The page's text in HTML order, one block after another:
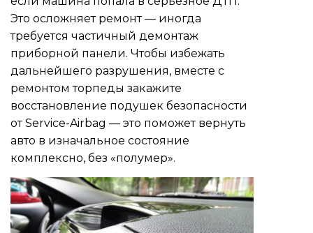
Это осложняет ремонт — иногда
требуется частичный демонтаж
приборной панели. Чтобы избежать
дальнейшего разрушения, вместе с
ремонтом торпеды закажите
восстановление подушек безопасности
от Service-Airbag — это поможет вернуть
авто в изначальное состояние
комплексно, без «полумер».